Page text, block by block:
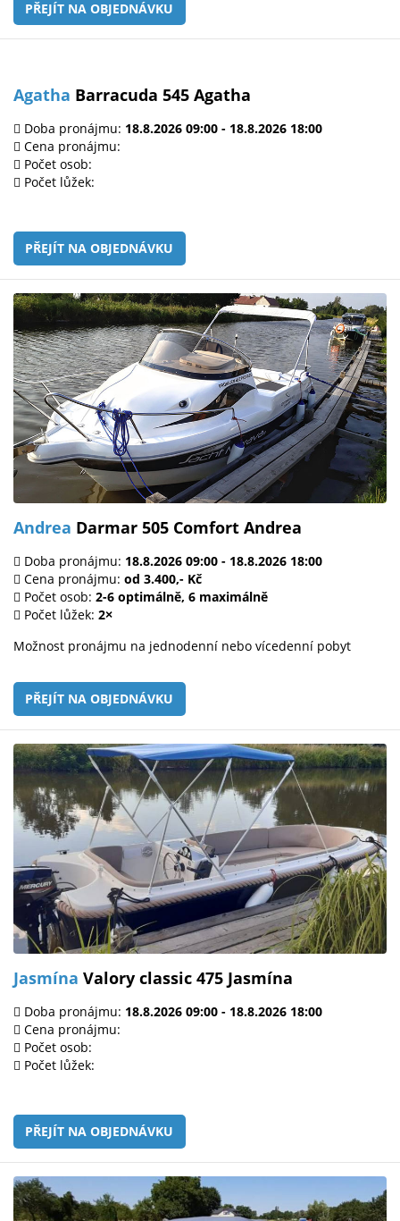
PŘEJÍT NA OBJEDNÁVKU
Agatha Barracuda 545 Agatha
Doba pronájmu: 18.8.2026 09:00 - 18.8.2026 18:00
Cena pronájmu:
Počet osob:
Počet lůžek:
PŘEJÍT NA OBJEDNÁVKU
Andrea Darmar 505 Comfort Andrea
Doba pronájmu: 18.8.2026 09:00 - 18.8.2026 18:00
Cena pronájmu: od 3.400,- Kč
Počet osob: 2-6 optimálně, 6 maximálně
Počet lůžek: 2×
Možnost pronájmu na jednodenní nebo vícedenní pobyt
PŘEJÍT NA OBJEDNÁVKU
Jasmína Valory classic 475 Jasmína
Doba pronájmu: 18.8.2026 09:00 - 18.8.2026 18:00
Cena pronájmu:
Počet osob:
Počet lůžek:
PŘEJÍT NA OBJEDNÁVKU